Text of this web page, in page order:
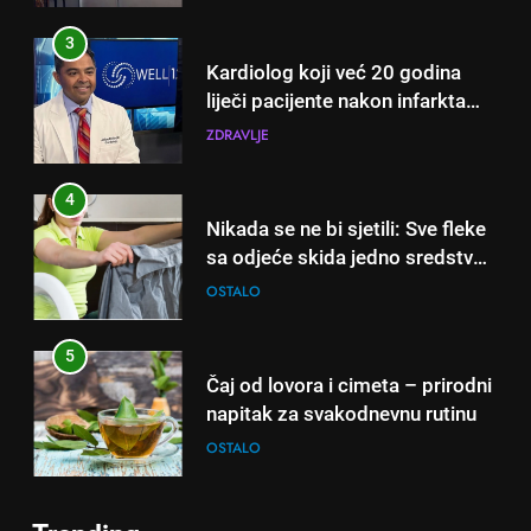
3
Kardiolog koji već 20 godina
liječi pacijente nakon infarkta
otkrio: Ove 4 jutarnje navike
dana!
ZDRAVLJE
4
Nikada se ne bi sjetili: Sve fleke
sa odjeće skida jedno sredstvo
koje svi imamo u kući
OSTALO
5
Čaj od lovora i cimeta – prirodni
napitak za svakodnevnu rutinu
OSTALO